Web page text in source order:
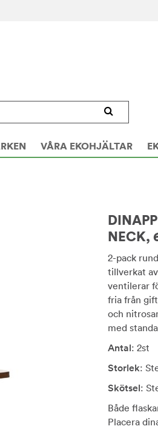
VÅRA EKOHJÄLTAR
NECK,
2-pack
tillverkat
ventilerar
fria från
och
med
Antal: 2st
Storlek:
Skötsel:
Både
Placera